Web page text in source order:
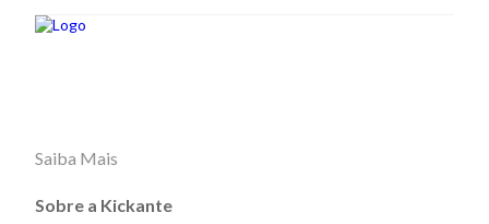
Saiba Mais
Sobre a Kickante